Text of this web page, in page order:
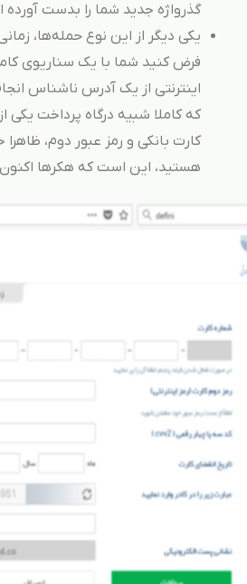
گذرواژه جدید شما را بدست
یکی دیگر از این نوع حمله‌ها،
فرض کنید شما با یک سناریوی
اینترنتی از یک آدرس ناشناس
که کاملا شبیه درگاه پرداخت
کارت بانکی و رمز عبور دوم،
هستید، این است که هکرها اکنون